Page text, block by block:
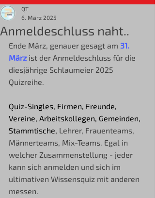
Anmeldeschluss naht..
QT
6. März 2025
Ende März, genauer gesagt am 31.
März ist der Anmeldeschluss für die
diesjährige Schlaumeier 2025
Quizreihe.
Quiz-Singles, Firmen, Freunde,
Vereine, Arbeitskollegen, Gemeinden,
Stammtische, Lehrer, Frauenteams,
Männerteams, Mix-Teams. Egal in
welcher Zusammenstellung - jeder
kann sich anmelden und sich im
ultimativen Wissensquiz mit anderen
messen.